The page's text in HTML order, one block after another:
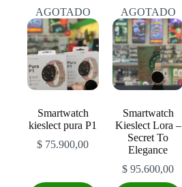
AGOTADO
Smartwatch
kieslect pura P1
$ 75.900,00
AGOTADO
Smartwatch
Kieslect Lora –
Secret To
Elegance
$ 95.600,00